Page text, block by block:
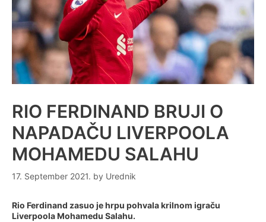
RIO FERDINAND BRUJI O
NAPADAČU LIVERPOOLA
MOHAMEDU SALAHU
17. September 2021. by Urednik
Rio Ferdinand zasuo je hrpu pohvala krilnom igraču
Liverpoola Mohamedu Salahu.